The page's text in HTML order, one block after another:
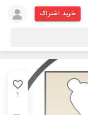
خرید اشتراک
1